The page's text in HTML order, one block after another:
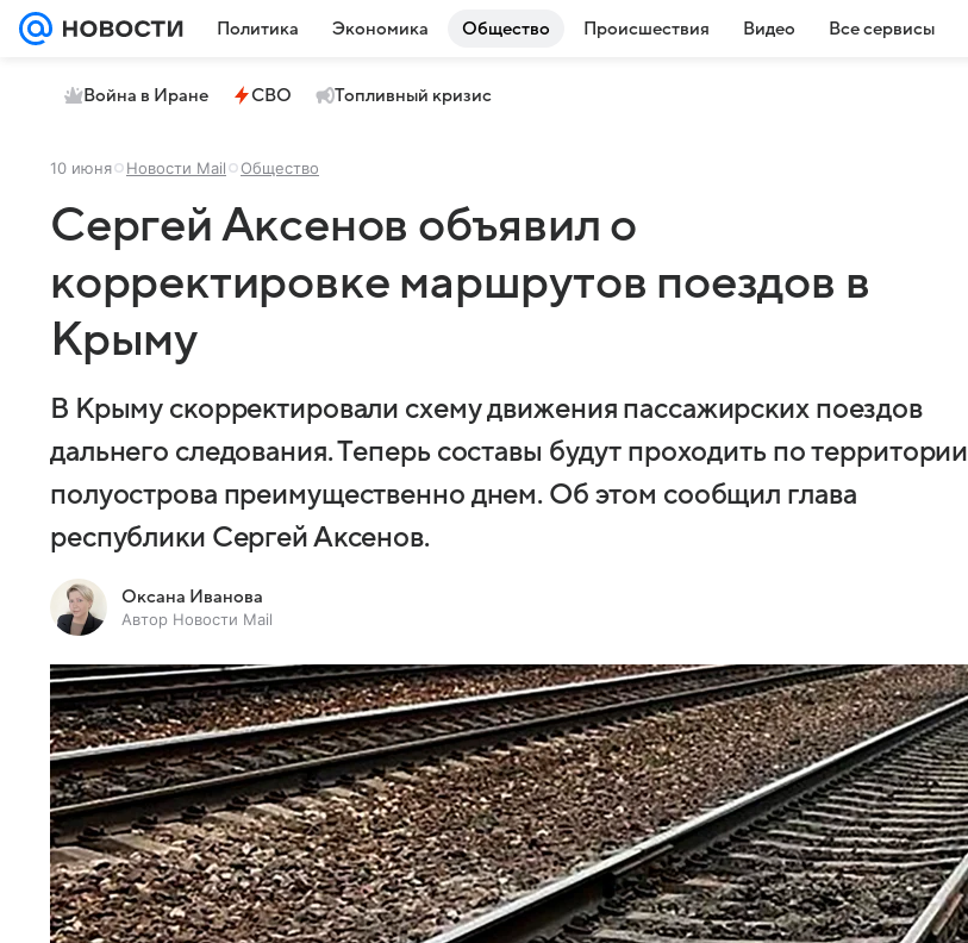
Политика Экономика Общество Происшествия Видео Все сервисы
Война в Иране СВО Топливный кризис
10 июня Новости Mail Общество
Сергей Аксенов объявил о
корректировке маршрутов поездов в
Крыму
В Крыму скорректировали схему движения пассажирских поездов
дальнего следования. Теперь составы будут проходить по территории
полуострова преимущественно днем. Об этом сообщил глава
республики Сергей Аксенов.
Оксана Иванова
Автор Новости Mail